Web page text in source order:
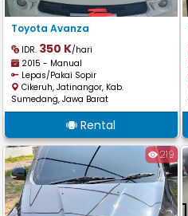
Toyota Avanza
IDR. 350 K/hari
2015 - Manual
Lepas/Pakai Sopir
Cikeruh, Jatinangor, Kab.
Sumedang, Jawa Barat
Rental
219